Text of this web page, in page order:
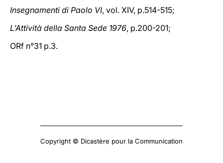
Insegnamenti di Paolo VI, vol. XIV, p.514-515;
L’Attività della Santa Sede 1976, p.200-201;
ORf n°31 p.3.
Copyright © Dicastère pour la Communication